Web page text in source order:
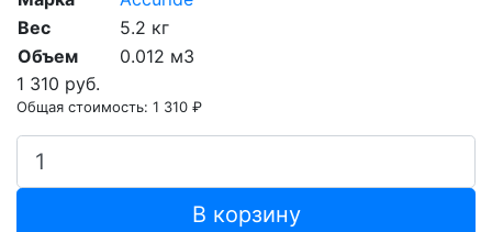
Вес
5.2 кг
Объем
0.012 м3
1 310 руб.
Общая стоимость: 1 310 ₽
В корзину